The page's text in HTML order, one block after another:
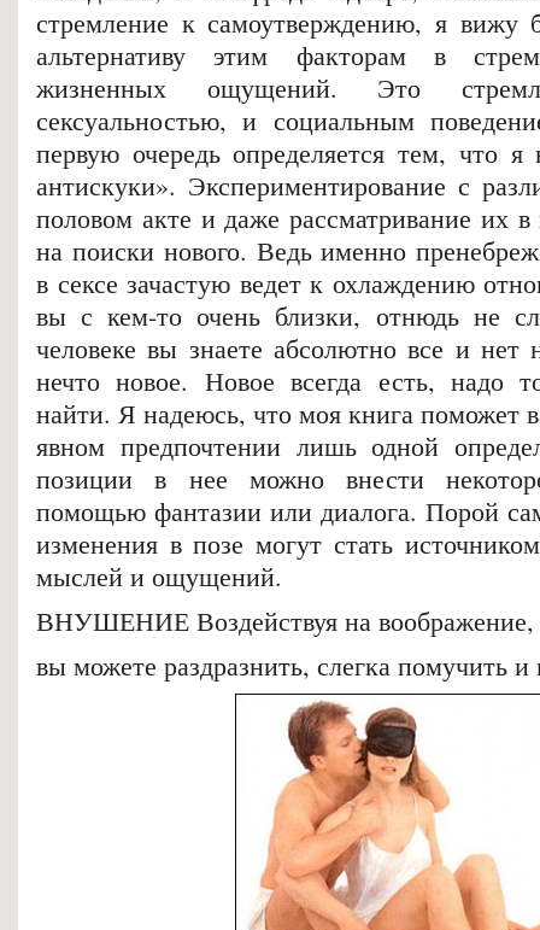
стремление к самоутверждению, я вижу
альтернативу этим факторам в
жизненных ощущений. Это
сексуальностью, и социальным
первую очередь определяется тем, что
антискуки». Экспериментирование с
половом акте и даже рассматривание их в
на поиски нового. Ведь именно
в сексе зачастую ведет к охлаждению
вы с кем-то очень близки, отнюдь не
человеке вы знаете абсолютно все и
нечто новое. Новое всегда есть, надо
найти. Я надеюсь, что моя книга поможет
явном предпочтении лишь одной
позиции в нее можно внести
помощью фантазии или диалога. Порой
изменения в позе могут стать
мыслей и ощущений.
ВНУШЕНИЕ Воздействуя на воображение,
вы можете раздразнить, слегка помучить и